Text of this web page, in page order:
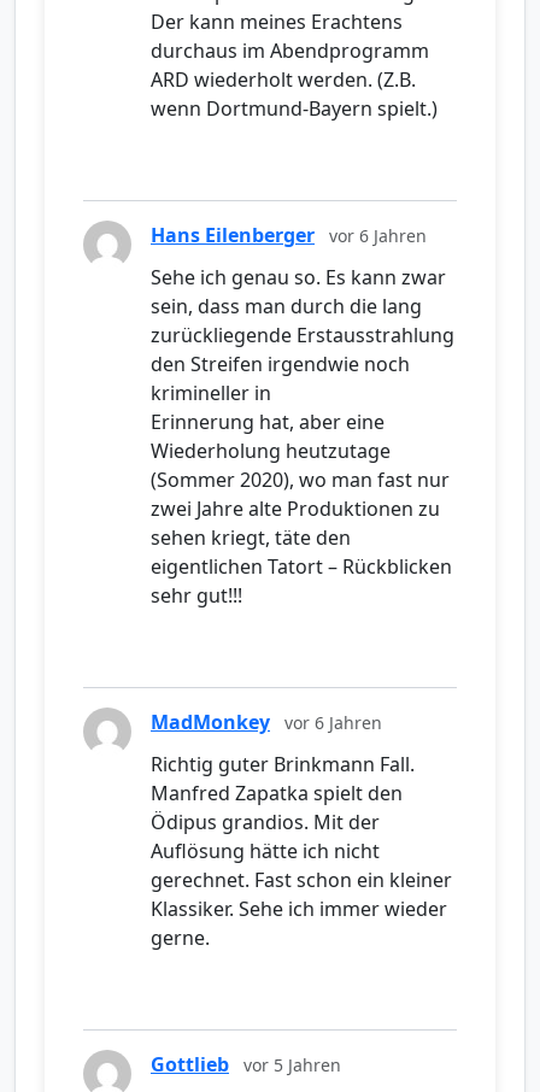
Der kann meines Erachtens
durchaus im Abendprogramm
ARD wiederholt werden. (Z.B.
wenn Dortmund-Bayern spielt.)
Hans Eilenberger vor 6 Jahren
Sehe ich genau so. Es kann zwar
sein, dass man durch die lang
zurückliegende Erstausstrahlung
den Streifen irgendwie noch
krimineller in
Erinnerung hat, aber eine
Wiederholung heutzutage
(Sommer 2020), wo man fast nur
zwei Jahre alte Produktionen zu
sehen kriegt, täte den
eigentlichen Tatort – Rückblicken
sehr gut!!!
MadMonkey vor 6 Jahren
Richtig guter Brinkmann Fall.
Manfred Zapatka spielt den
Ödipus grandios. Mit der
Auflösung hätte ich nicht
gerechnet. Fast schon ein kleiner
Klassiker. Sehe ich immer wieder
gerne.
Gottlieb vor 5 Jahren